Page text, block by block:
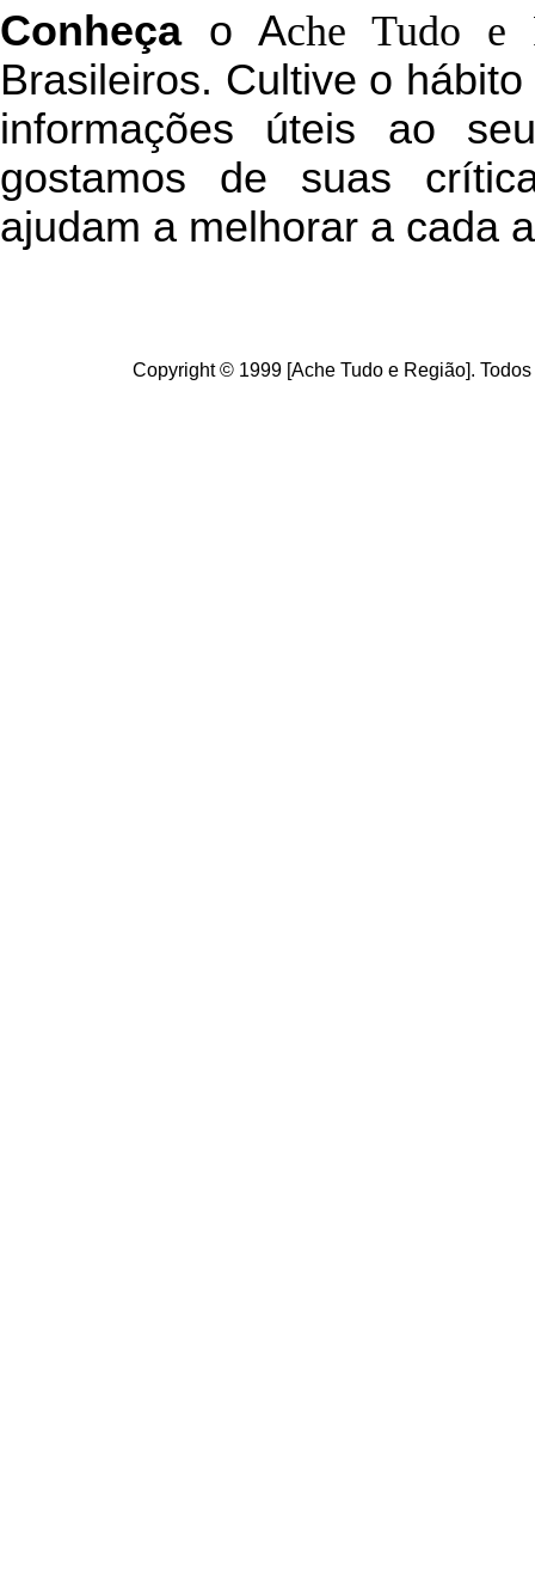
Conheçao Ache Tudo e
Brasileiros. Cultive o
informações úteis ao
gostamos de suas
ajudam a melhorar a cada
Copyright © 1999 [Ache Tudo e Região].